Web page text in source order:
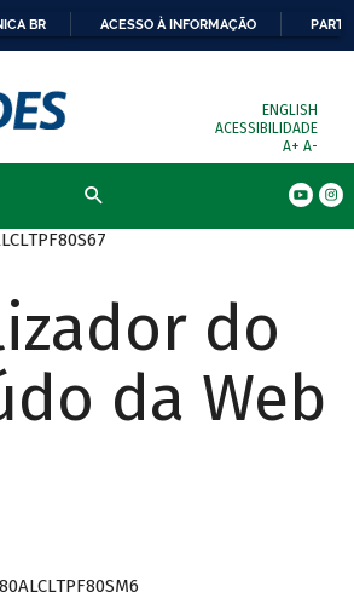
BR ACESSO À INFORMAÇÃO
ENGLISH
ACESSIBILIDADE
A+ A-
do
da Web